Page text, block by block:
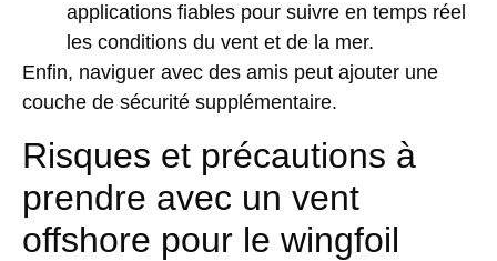
applications fiables pour suivre en temps réel
les conditions du vent et de la mer.
Enfin, naviguer avec des amis peut ajouter une
couche de sécurité supplémentaire.
Risques et précautions à
prendre avec un vent
offshore pour le wingfoil